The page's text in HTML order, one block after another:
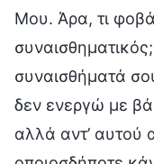
Μου. Άρα, τι
συναισθήματά
δεν ενεργώ με
αλλά αντ’ αυτού